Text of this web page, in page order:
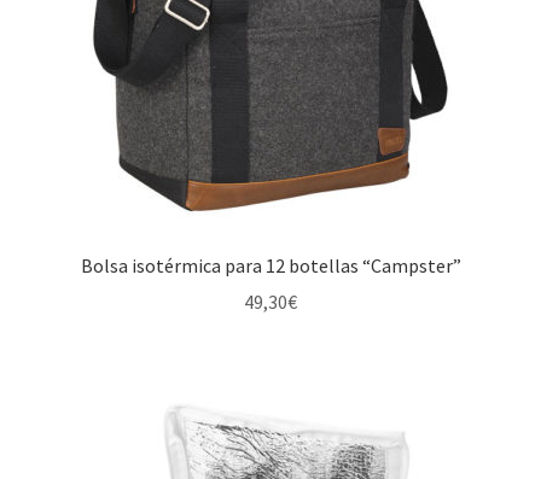
Bolsa isotérmica para 12 botellas “Campster”
49,30€